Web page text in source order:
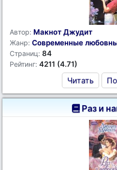
Автор: Макнот Джудит
Жанр: Современные
Страниц: 84
Рейтинг: 4211 (4.71)
Читать
Раз и